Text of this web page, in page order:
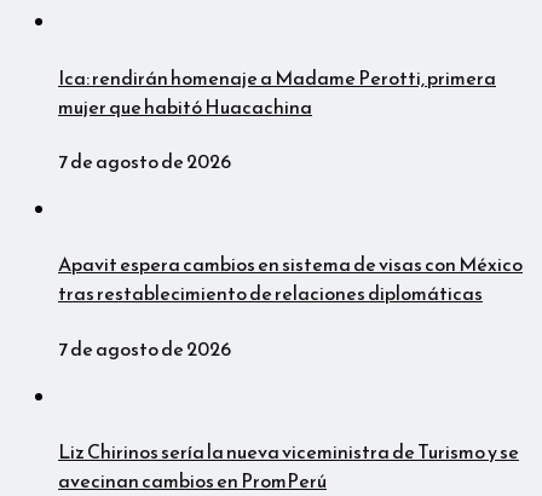
Ica: rendirán homenaje a Madame Perotti, primera
mujer que habitó Huacachina
7 de agosto de 2026
Apavit espera cambios en sistema de visas con México
tras restablecimiento de relaciones diplomáticas
7 de agosto de 2026
Liz Chirinos sería la nueva viceministra de Turismo y se
avecinan cambios en PromPerú